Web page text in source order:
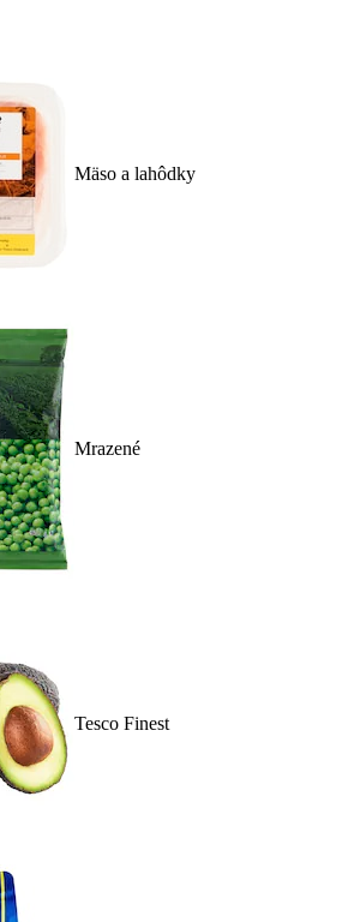
Mäso a lahôdky
Mrazené
Tesco Finest